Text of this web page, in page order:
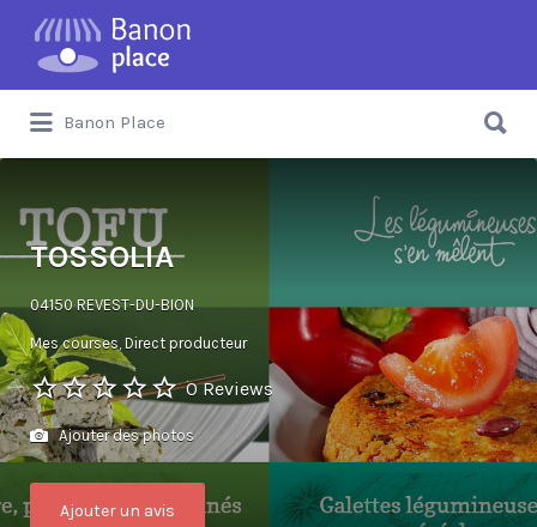
Banon Place
TOSSOLIA
04150 REVEST-DU-BION
Mes courses Direct producteur
0 Reviews
Ajouter des photos
Ajouter un avis